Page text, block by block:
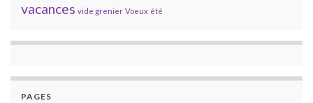
vacances vide grenier Voeux été
PAGES